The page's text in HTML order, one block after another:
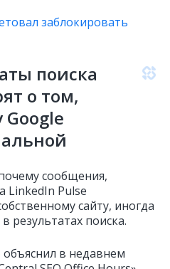
заблокировать
поиска
о том,
сообщения,
LinkedIn Pulse
сайту, иногда
результатах поиска.
в недавнем